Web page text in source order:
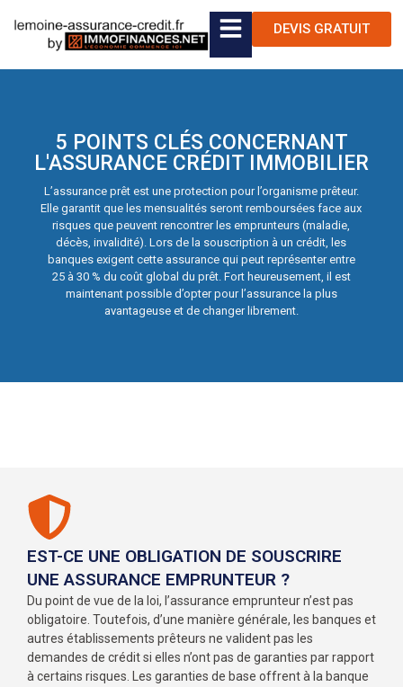
DEVIS GRATUIT
5 POINTS CLÉS CONCERNANT
L'ASSURANCE CRÉDIT IMMOBILIER
L’assurance prêt est une protection pour l’organisme prêteur.
Elle garantit que les mensualités seront remboursées face aux
risques que peuvent rencontrer les emprunteurs (maladie,
décès, invalidité). Lors de la souscription à un crédit, les
banques exigent cette assurance qui peut représenter entre
25 à 30 % du coût global du prêt. Fort heureusement, il est
maintenant possible d’opter pour l’assurance la plus
avantageuse et de changer librement.
EST-CE UNE OBLIGATION DE SOUSCRIRE
UNE ASSURANCE EMPRUNTEUR ?
Du point de vue de la loi, l’assurance emprunteur n’est pas
obligatoire. Toutefois, d’une manière générale, les banques et
autres établissements prêteurs ne valident pas les
demandes de crédit si elles n’ont pas de garanties par rapport
à certains risques. Les garanties de base offrent à la banque